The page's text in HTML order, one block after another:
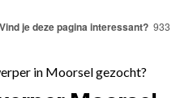
Vind je deze pagina interessant? 933
in Moorsel gezocht?